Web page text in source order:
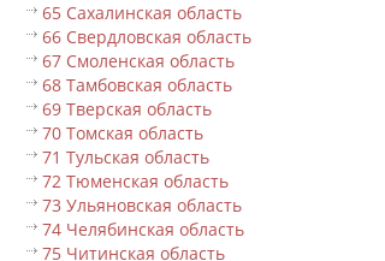
65 Сахалинская область
66 Свердловская область
67 Смоленская область
68 Тамбовская область
69 Тверская область
70 Томская область
71 Тульская область
72 Тюменская область
73 Ульяновская область
74 Челябинская область
75 Читинская область